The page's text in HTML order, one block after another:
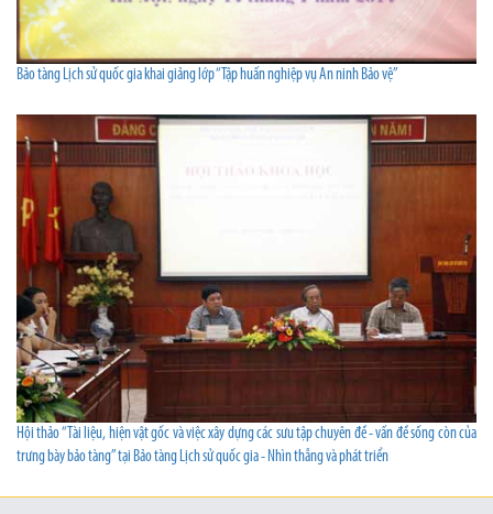
Bảo tàng Lịch sử quốc gia khai giảng lớp “Tập huấn nghiệp vụ An ninh Bảo vệ”
Hội thảo “Tài liệu, hiện vật gốc và việc xây dựng các sưu tập chuyên đề - vấn đề sống còn của
trưng bày bảo tàng” tại Bảo tàng Lịch sử quốc gia - Nhìn thẳng và phát triển